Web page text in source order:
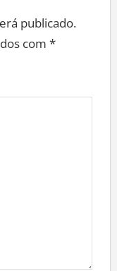
publicado.
com *